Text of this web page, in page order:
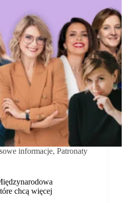
informacje, Patronaty
chcą więcej